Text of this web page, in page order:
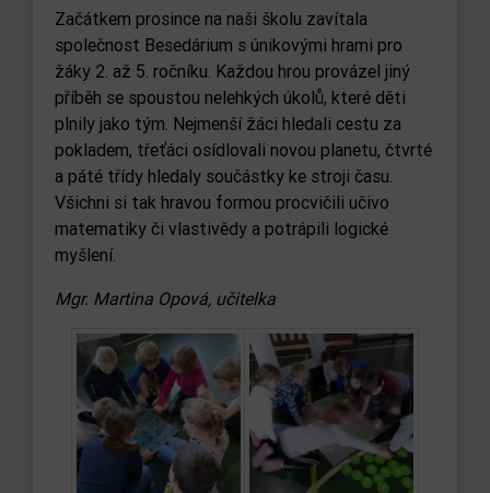
Začátkem prosince na naši školu zavítala
společnost Besedárium s únikovými hrami pro
žáky 2. až 5. ročníku. Každou hrou provázel jiný
příběh se spoustou nelehkých úkolů, které děti
plnily jako tým. Nejmenší žáci hledali cestu za
pokladem, třeťáci osídlovali novou planetu, čtvrté
a páté třídy hledaly součástky ke stroji času.
Všichni si tak hravou formou procvičili učivo
matematiky či vlastivědy a potrápili logické
myšlení.
Mgr. Martina Opová, učitelka